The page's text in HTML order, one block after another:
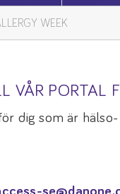
WEEK
VÅR PORTAL
dig som är